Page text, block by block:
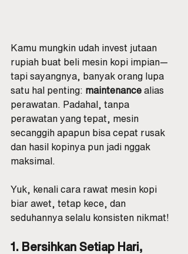
Kamu mungkin udah invest jutaan
rupiah buat beli mesin kopi impian—
tapi sayangnya, banyak orang lupa
satu hal penting: maintenance alias
perawatan. Padahal, tanpa
perawatan yang tepat, mesin
secanggih apapun bisa cepat rusak
dan hasil kopinya pun jadi nggak
maksimal.
Yuk, kenali cara rawat mesin kopi
biar awet, tetap kece, dan
seduhannya selalu konsisten nikmat!
1. Bersihkan Setiap Hari,